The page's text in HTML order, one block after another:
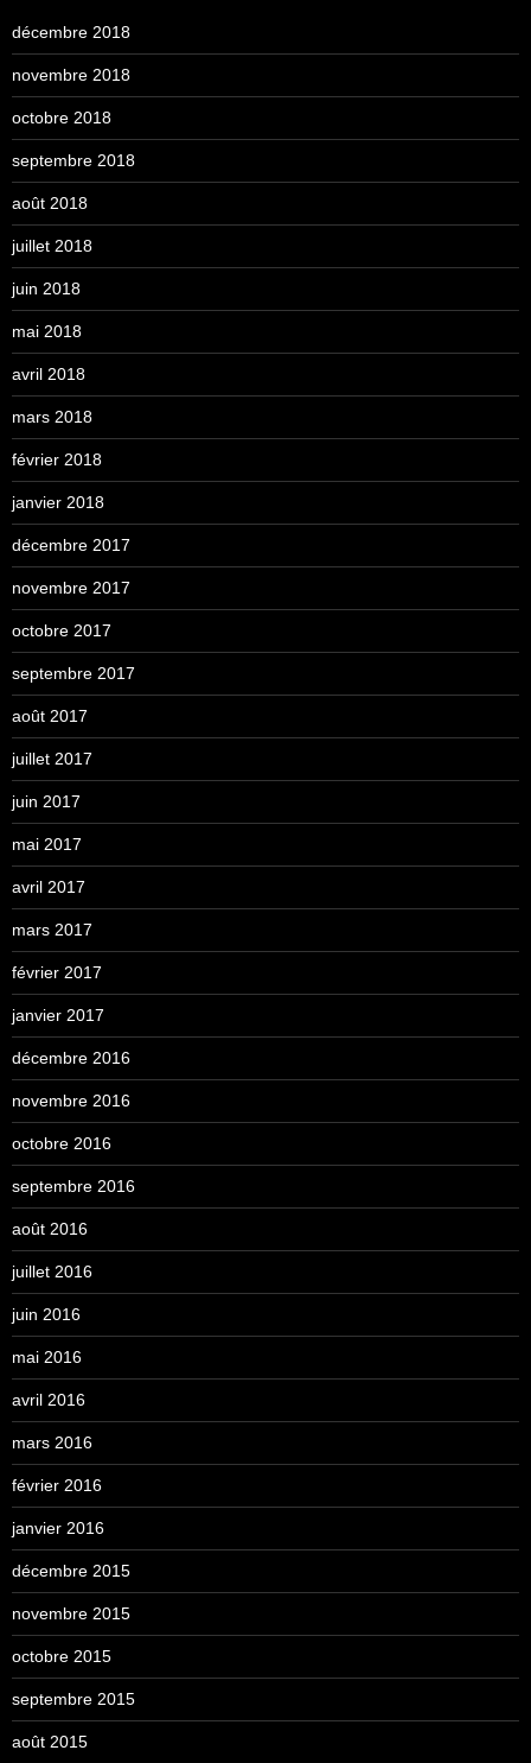
décembre 2018
novembre 2018
octobre 2018
septembre 2018
août 2018
juillet 2018
juin 2018
mai 2018
avril 2018
mars 2018
février 2018
janvier 2018
décembre 2017
novembre 2017
octobre 2017
septembre 2017
août 2017
juillet 2017
juin 2017
mai 2017
avril 2017
mars 2017
février 2017
janvier 2017
décembre 2016
novembre 2016
octobre 2016
septembre 2016
août 2016
juillet 2016
juin 2016
mai 2016
avril 2016
mars 2016
février 2016
janvier 2016
décembre 2015
novembre 2015
octobre 2015
septembre 2015
août 2015